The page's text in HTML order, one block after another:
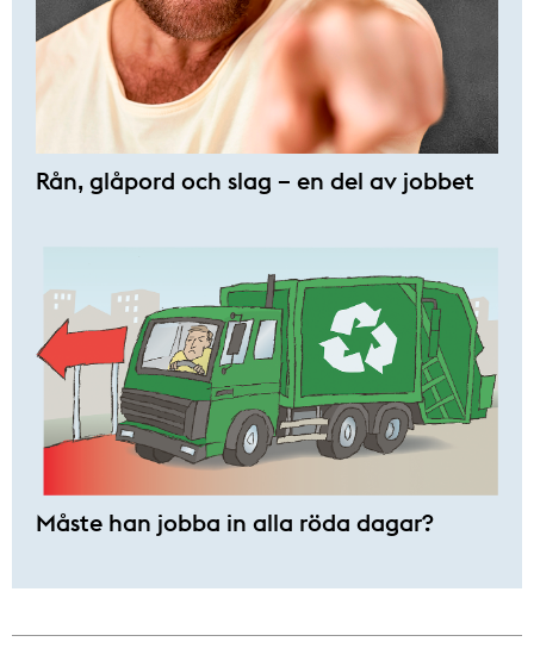
Rån, glåpord och slag – en del av jobbet
Måste han jobba in alla röda dagar?